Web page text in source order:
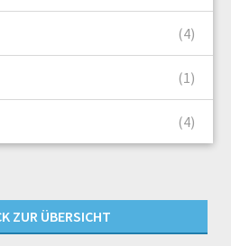
(4)
(1)
(4)
ZUR ÜBERSICHT